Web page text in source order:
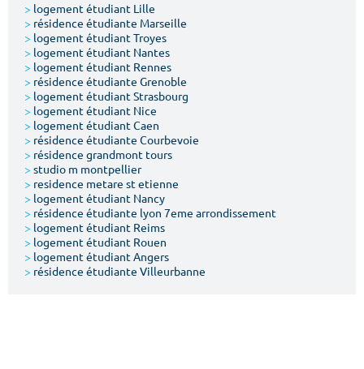
Votre date d'entrée
Chercher
> logement étudiant Lille
> résidence étudiante Marseille
> logement étudiant Troyes
> logement étudiant Nantes
> logement étudiant Rennes
> résidence étudiante Grenoble
> logement étudiant Strasbourg
> logement étudiant Nice
> logement étudiant Caen
> résidence étudiante Courbevoie
> résidence grandmont tours
> studio m montpellier
> residence metare st etienne
> logement étudiant Nancy
> résidence étudiante lyon 7eme arrondissement
> logement étudiant Reims
> logement étudiant Rouen
> logement étudiant Angers
> résidence étudiante Villeurbanne